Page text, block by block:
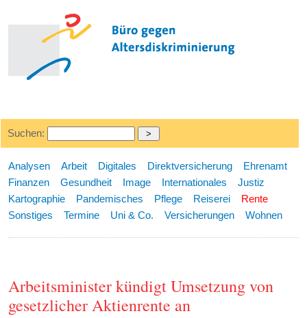
Suchen:
Analysen Arbeit Digitales Direktversicherung
Ehrenamt
Finanzen
Gesundheit Image Internationales
Justiz
Kartographie
Pandemisches Pflege Reiserei
Rente
Sonstiges
Termine Uni & Co. Versicherungen Wohnen
Arbeitsminister kündigt Umsetzung von
gesetzlicher Aktienrente an